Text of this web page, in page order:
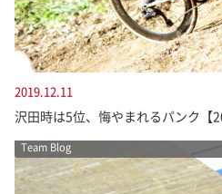
2019.12.11
沢田時は5位、悔やまれるパンク【
Team Blog